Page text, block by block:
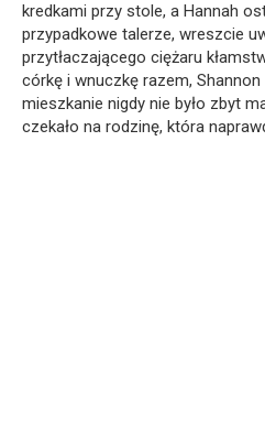
kredkami przy stole, a Hannah
przypadkowe talerze, wreszcie
przytłaczającego ciężaru
córkę i wnuczkę razem, Shannon
mieszkanie nigdy nie było zbyt
czekało na rodzinę, która